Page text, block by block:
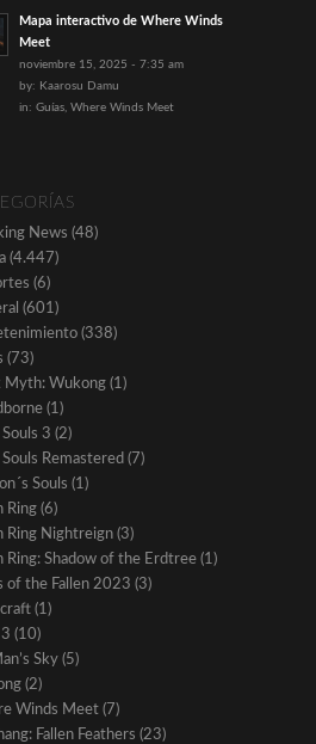
Mapa interactivo de Where Winds
Meet
noviembre 15, 2025 - 7:35 am
by: Kaarosu Damu
in: Guías, Where Winds Meet
News (48)
(4.447)
(6)
(601)
(338)
(73)
Myth: Wukong(1)
(1)
3 (2)
Remastered (7)
Souls (1)
Ring(6)
Ring Nightreign(3)
Ring: Shadow of the Erdtree(1)
of the Fallen 2023 (3)
(1)
(10)
Sky(5)
(2)
Winds Meet(7)
Fallen Feathers (23)